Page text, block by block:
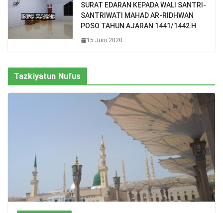
SURAT EDARAN KEPADA WALI SANTRI-
SANTRIWATI MAHAD AR-RIDHWAN
POSO TAHUN AJARAN 1441/1442 H
15 Juni 2020
Tazkiyatun Nufus